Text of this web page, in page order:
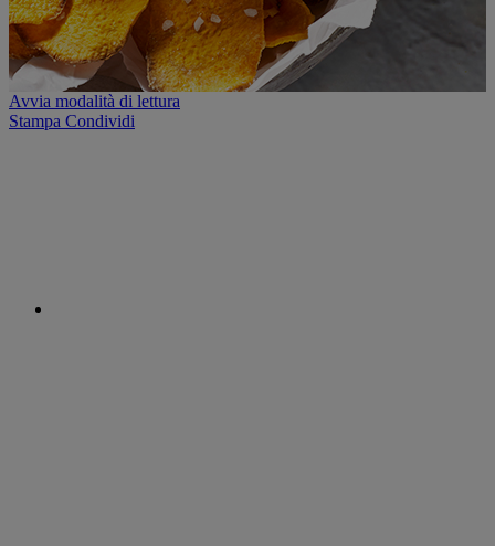
Avvia modalità di lettura
Stampa Condividi